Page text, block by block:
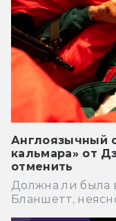
Англоязычный
кальмара» от
отменить
Должна ли была
Бланшетт,